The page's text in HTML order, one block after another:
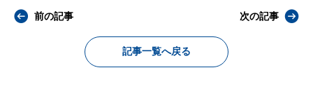
前の記事
記事一覧へ戻る
次の記事